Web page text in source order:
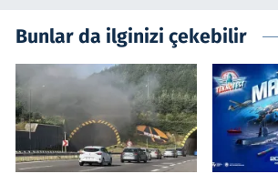
Bunlar da ilginizi çekebilir